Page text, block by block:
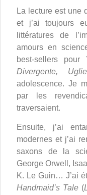
La lecture est une
et j’ai toujours
littératures de
amours en
best-sellers pour
Divergente,
adolescence. Je
par les
traversaient.
Ensuite, j’ai
modernes et j’ai
saxons de la
George Orwell,
K. Le Guin… J’ai
Handmaid’s Tale(